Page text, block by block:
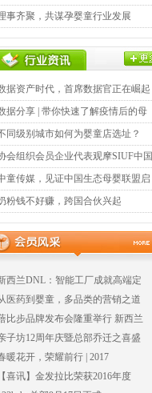
事齐聚，共谋孕婴童行业发展
据资产时代，首席数据官正在崛起
据分享 | 带你快速了解疫情后的母
同级别城市如何为婴童店选址？
会组织会员企业代表观摩SIUF中国
童传媒，见证中国生态母婴联盟启
粉钱不好赚，跨国合伙兴起
西兰DNL：智能工厂成就高端定
医药到婴童，多品类的营销之道
比步品牌发布会隆重举行 新西兰
子坊12周年庆暨总部乔迁之喜盛
暖花开，荣耀前行 | 2017
喜讯】金发拉比荣获2016年度